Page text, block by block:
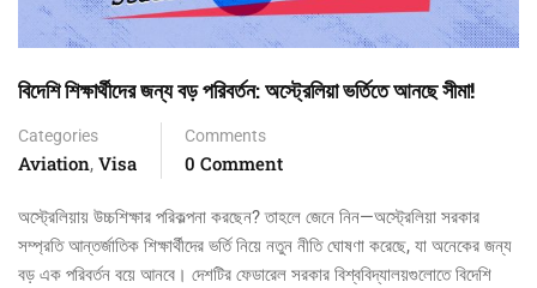
বিদেশি শিক্ষার্থীদের জন্য বড় পরিবর্তন: অস্ট্রেলিয়া ভর্তিতে আনছে সীমা!
Categories
Aviation, Visa
Comments
0 Comment
অস্ট্রেলিয়ায় উচ্চশিক্ষার পরিকল্পনা করছেন? তাহলে জেনে নিন—অস্ট্রেলিয়া সরকার
সম্প্রতি আন্তর্জাতিক শিক্ষার্থীদের ভর্তি নিয়ে নতুন নীতি ঘোষণা করেছে, যা অনেকের জন্য
বড় এক পরিবর্তন বয়ে আনবে। দেশটির ফেডারেল সরকার বিশ্ববিদ্যালয়গুলোতে বিদেশি